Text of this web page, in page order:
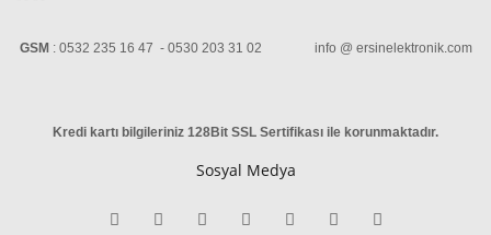
GSM : 0532 235 16 47 - 0530 203 31 02 info @ ersinelektronik.com
Kredi kartı bilgileriniz 128Bit SSL Sertifikası ile korunmaktadır.
Sosyal Medya